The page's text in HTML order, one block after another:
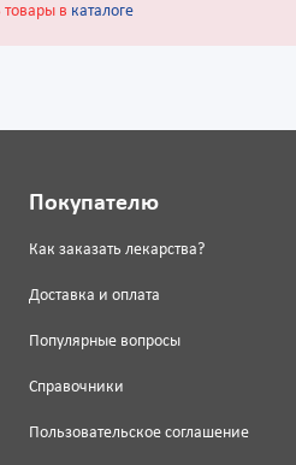
товары в каталоге
Покупателю
Как заказать лекарства?
Доставка и оплата
Популярные вопросы
Справочники
Пользовательское соглашение